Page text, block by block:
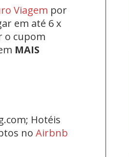
Viagem por
em até 6 x
o cupom
MAIS
Hotéis
no Airbnb